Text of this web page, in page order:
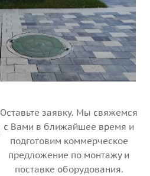
Оставьте заявку. Мы свяжемся
с Вами в ближайшее время и
подготовим коммерческое
предложение по монтажу и
поставке оборудования.